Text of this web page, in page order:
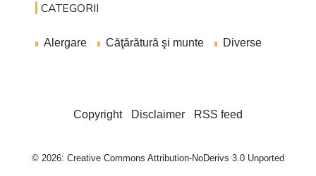
CATEGORII
Alergare Căţărătură şi munte Diverse
Copyright Disclaimer RSS feed
© 2026: Creative Commons Attribution-NoDerivs 3.0 Unported